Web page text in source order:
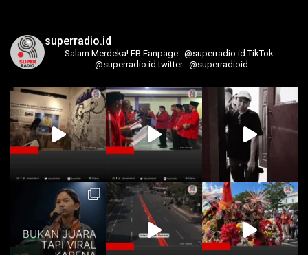
superradio.id
Salam Merdeka! FB Fanpage : @superradio.id TikTok :
@superradio.id twitter : @superradioid